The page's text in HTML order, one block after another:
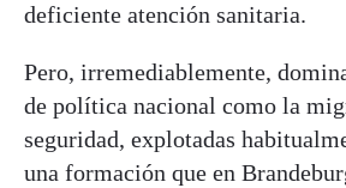
deficiente atención sanitaria.
Pero, irremediablemente,
de política nacional como la
seguridad, explotadas
una formación que en